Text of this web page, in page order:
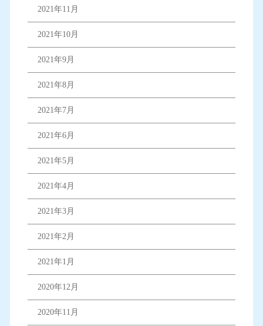
2021年11月
2021年10月
2021年9月
2021年8月
2021年7月
2021年6月
2021年5月
2021年4月
2021年3月
2021年2月
2021年1月
2020年12月
2020年11月